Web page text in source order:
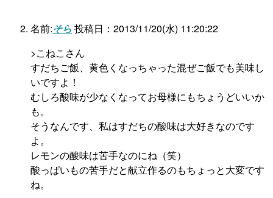
名前:そら 投稿日：2013/11/20(水) 11:20:22
>こねこさん
すだちご飯、黄色くなっちゃった混ぜご飯でも美味し
いですよ！
むしろ酸味が少なくなってお母様にもちょうどいいか
も。
そうなんです、私はすだちの酸味は大好きなのです
よ。
レモンの酸味は苦手なのにね（笑）
酸っぱいもの苦手だと献立作るのもちょっと大変です
ね。